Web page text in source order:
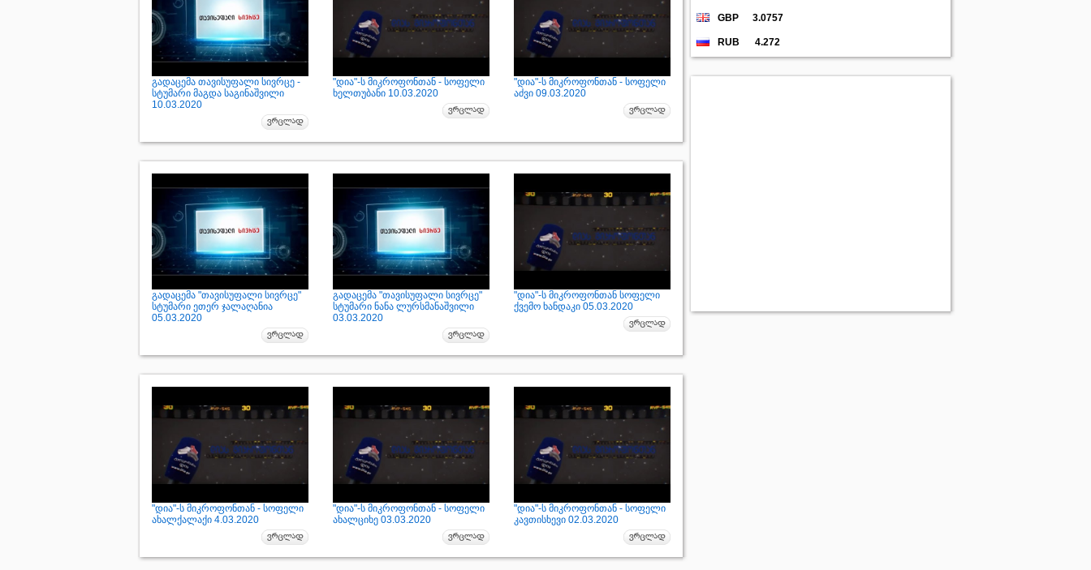
გადაცემა თავისუფალი სივრცე -
სტუმარი მაგდა საგინაშვილი
10.03.2020
"დია"-ს მიკროფონთან - სოფელი
ხელთუბანი 10.03.2020
"დია"-ს მიკროფონთან - სოფელი
აძვი 09.03.2020
გადაცემა "თავისუფალი სივრცე"
სტუმარი ეთერ ჯალაღანია
05.03.2020
გადაცემა "თავისუფალი სივრცე"
სტუმარი ნანა ლურსმანაშვილი
03.03.2020
"დია"-ს მიკროფონთან სოფელი
ქვემო ხანდაკი 05.03.2020
"დია"-ს მიკროფონთან - სოფელი
ახალქალაქი 4.03.2020
"დია"-ს მიკროფონთან - სოფელი
ახალციხე 03.03.2020
"დია"-ს მიკროფონთან - სოფელი
კავთისხევი 02.03.2020
GBP 3.0757
RUB 4.272